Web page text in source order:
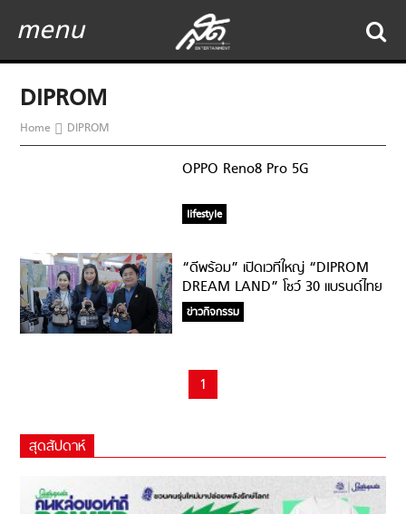
menu
DIPROM
Home DIPROM
OPPO Reno8 Pro 5G
lifestyle
“ดีพร้อม” เปิดเวทีใหญ่ “DIPROM
DREAM LAND” โชว์ 30 แบรนด์ไทย
เชื่อมโยงธุรกิจแฟชั่น ดันซอฟต์พาว
เวอร์ไทย
ข่าวกิจกรรม
1
สุดสัปดาห์